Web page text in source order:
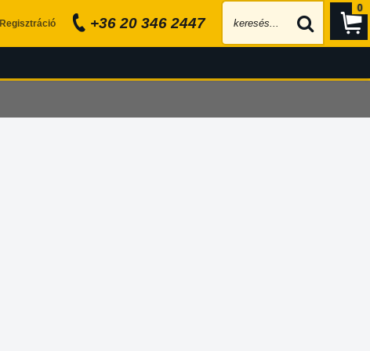
Regisztráció +36 20 346 2447
0